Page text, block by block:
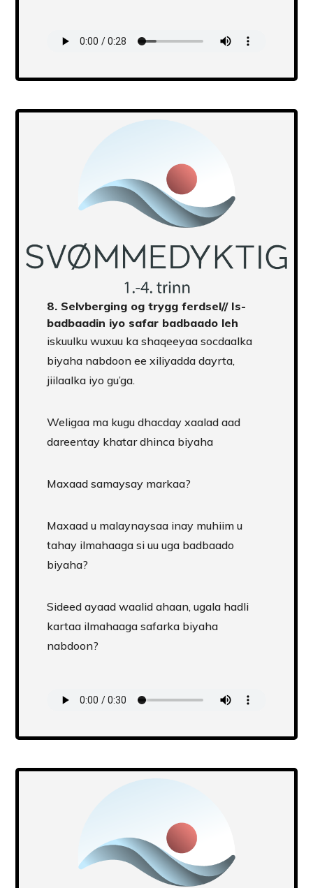
8. Selvberging og trygg ferdsel// Is-
badbaadin iyo safar badbaado leh
iskuulku wuxuu ka shaqeeyaa socdaalka
biyaha nabdoon ee xiliyadda dayrta,
jiilaalka iyo gu’ga.
Weligaa ma kugu dhacday xaalad aad
dareentay khatar dhinca biyaha
Maxaad samaysay markaa?
Maxaad u malaynaysaa inay muhiim u
tahay ilmahaaga si uu uga badbaado
biyaha?
Sideed ayaad waalid ahaan, ugala hadli
kartaa ilmahaaga safarka biyaha
nabdoon?